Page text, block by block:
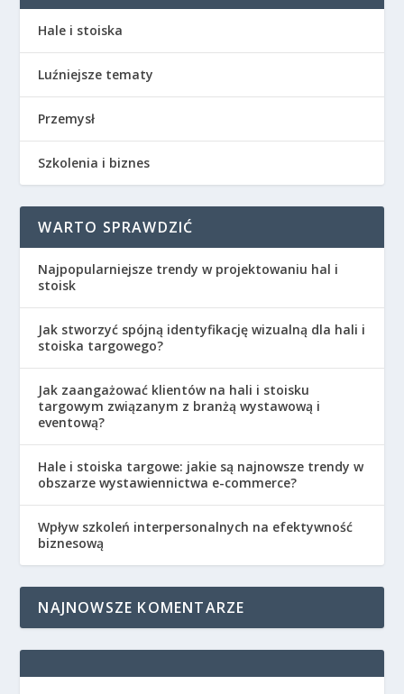
Hale i stoiska
Luźniejsze tematy
Przemysł
Szkolenia i biznes
WARTO SPRAWDZIĆ
Najpopularniejsze trendy w projektowaniu hal i
stoisk
Jak stworzyć spójną identyfikację wizualną dla hali i
stoiska targowego?
Jak zaangażować klientów na hali i stoisku
targowym związanym z branżą wystawową i
eventową?
Hale i stoiska targowe: jakie są najnowsze trendy w
obszarze wystawiennictwa e-commerce?
Wpływ szkoleń interpersonalnych na efektywność
biznesową
NAJNOWSZE KOMENTARZE